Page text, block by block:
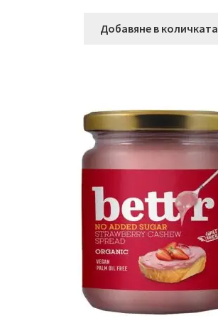
Добавяне в количката